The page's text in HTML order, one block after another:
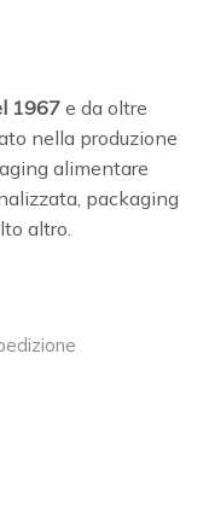
1967e da oltre
nella produzione
alimentare
packaging
altro.